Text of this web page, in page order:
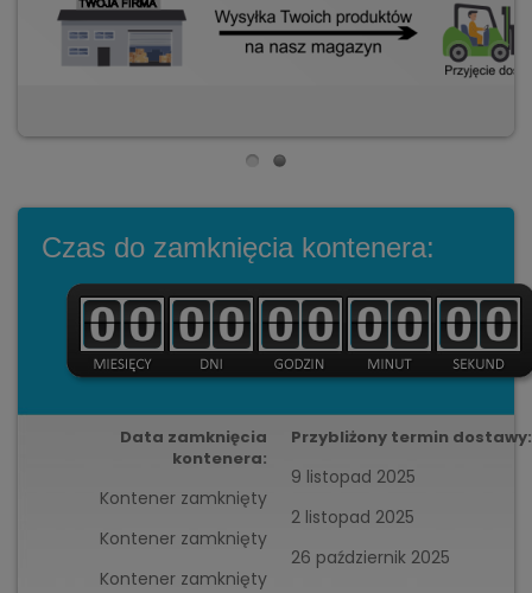
Czas do zamknięcia kontenera:
Data zamknięcia
kontenera:
Kontener zamknięty
Kontener zamknięty
Kontener zamknięty
Przybliżony termin dostawy:
9 listopad 2025
2 listopad 2025
26 październik 2025